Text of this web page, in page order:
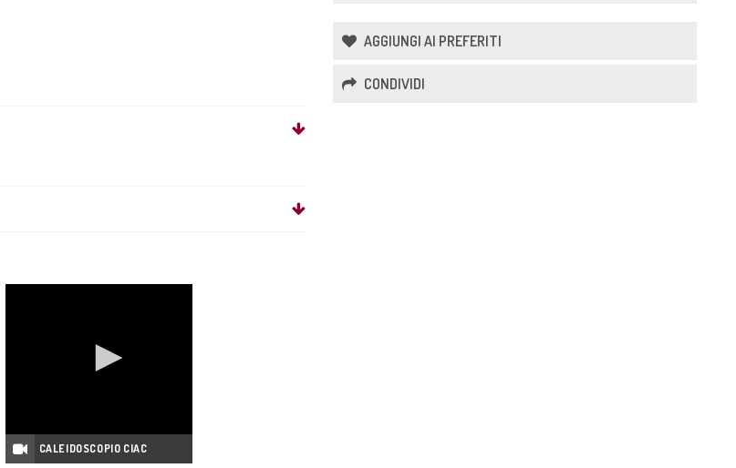
CALEIDOSCOPIO CIAC
AGGIUNGI AI PREFERITI
CONDIVIDI